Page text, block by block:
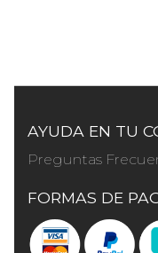
AYUDA EN TU
Preguntas
FORMAS DE